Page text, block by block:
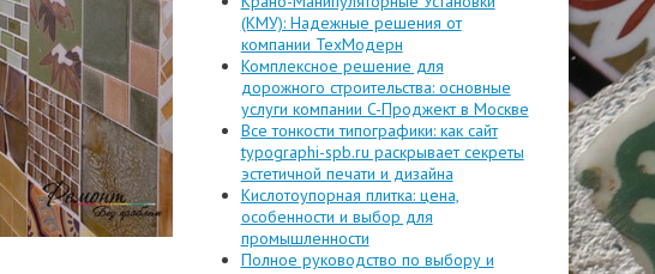
(КМУ): Надежные решения от
компании ТехМодерн
Комплексное решение для
дорожного строительства: основные
услуги компании C-Проджект в Москве
Все тонкости типографики: как сайт
typographi-spb.ru раскрывает секреты
эстетичной печати и дизайна
Кислотоупорная плитка: цена,
особенности и выбор для
промышленности
Полное руководство по выбору и